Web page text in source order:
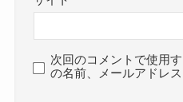
次回のコメントで使用
の名前、メールアドレ